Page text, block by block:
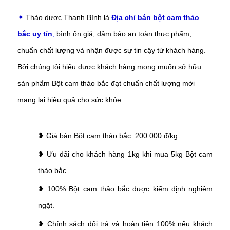
✦ Thảo dược Thanh Bình là Địa chỉ bán bột cam thảo
bắc uy tín
bình ổn giá, đảm bảo an toàn thực phẩm,
chuẩn chất lượng và nhận được sự tin cậy từ khách hàng.
Bởi chúng tôi hiểu được khách hàng mong muốn sở hữu
sản phẩm Bột cam thảo bắc đạt chuẩn chất lượng mới
mang lại hiệu quả cho sức khỏe.
❥ Giá bán Bột cam thảo bắc: 200.000 đ/kg.
❥ Ưu đãi cho khách hàng 1kg khi mua 5kg Bột cam
thảo bắc
❥ 100% Bột cam thảo bắcđược kiểm định nghiêm
ngặt.
❥ Chính sách đổi trả và hoàn tiền 100% nếu khách